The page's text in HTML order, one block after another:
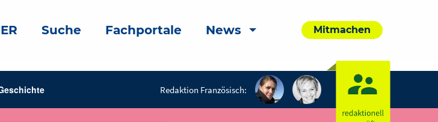
Suche Fachportale News Mitmachen
Redaktion Französisch: